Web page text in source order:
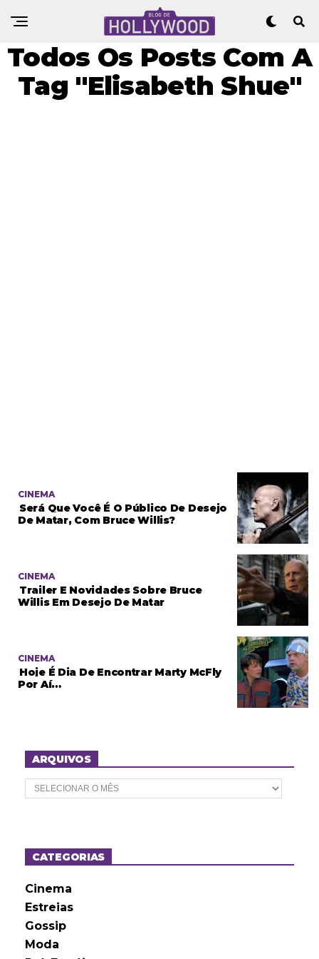
Todos Os Posts Com A
Tag "Elisabeth Shue"
CINEMA
Será Que Você É O Público De Desejo
De Matar, Com Bruce Willis?
CINEMA
Trailer E Novidades Sobre Bruce
Willis Em Desejo De Matar
CINEMA
Hoje É Dia De Encontrar Marty McFly
Por Aí…
ARQUIVOS
A
r
o
sCATEGORIAS
Cinema
Estreias
Gossip
Moda